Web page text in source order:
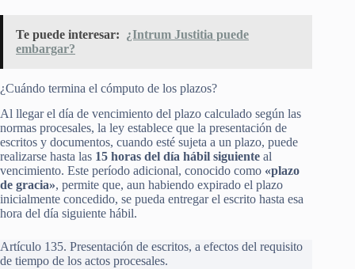
Te puede interesar: ¿Intrum Justitia puede
embargar?
¿Cuándo termina el cómputo de los plazos?
Al llegar el día de vencimiento del plazo calculado según las
normas procesales, la ley establece que la presentación de
escritos y documentos, cuando esté sujeta a un plazo, puede
realizarse hasta las 15 horas del día hábil siguiente al
vencimiento. Este período adicional, conocido como «plazo
de gracia», permite que, aun habiendo expirado el plazo
inicialmente concedido, se pueda entregar el escrito hasta esa
hora del día siguiente hábil.
Artículo 135. Presentación de escritos, a efectos del requisito
de tiempo de los actos procesales.